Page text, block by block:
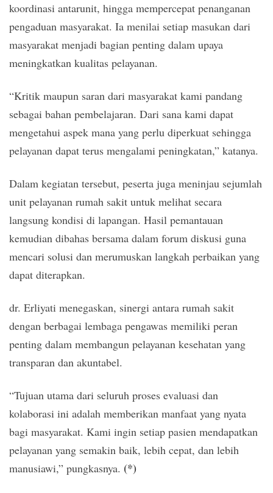
koordinasi antarunit, hingga mempercepat penanganan
pengaduan masyarakat. Ia menilai setiap masukan dari
masyarakat menjadi bagian penting dalam upaya
meningkatkan kualitas pelayanan.
“Kritik maupun saran dari masyarakat kami pandang
sebagai bahan pembelajaran. Dari sana kami dapat
mengetahui aspek mana yang perlu diperkuat sehingga
pelayanan dapat terus mengalami peningkatan,” katanya.
Dalam kegiatan tersebut, peserta juga meninjau sejumlah
unit pelayanan rumah sakit untuk melihat secara
langsung kondisi di lapangan. Hasil pemantauan
kemudian dibahas bersama dalam forum diskusi guna
mencari solusi dan merumuskan langkah perbaikan yang
dapat diterapkan.
dr. Erliyati menegaskan, sinergi antara rumah sakit
dengan berbagai lembaga pengawas memiliki peran
penting dalam membangun pelayanan kesehatan yang
transparan dan akuntabel.
“Tujuan utama dari seluruh proses evaluasi dan
kolaborasi ini adalah memberikan manfaat yang nyata
bagi masyarakat. Kami ingin setiap pasien mendapatkan
pelayanan yang semakin baik, lebih cepat, dan lebih
manusiawi,” pungkasnya. (*)